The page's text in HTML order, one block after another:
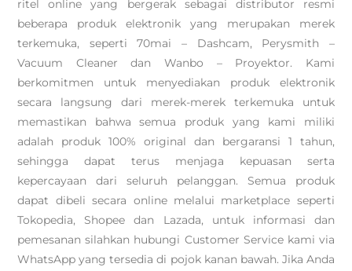
ritel online yang bergerak sebagai distributor resmi
beberapa produk elektronik yang merupakan merek
terkemuka, seperti 70mai – Dashcam, Perysmith –
Vacuum Cleaner dan Wanbo – Proyektor. Kami
berkomitmen untuk menyediakan produk elektronik
secara langsung dari merek-merek terkemuka untuk
memastikan bahwa semua produk yang kami miliki
adalah produk 100% original dan bergaransi 1 tahun,
sehingga dapat terus menjaga kepuasan serta
kepercayaan dari seluruh pelanggan. Semua produk
dapat dibeli secara online melalui marketplace seperti
Tokopedia, Shopee dan Lazada, untuk informasi dan
pemesanan silahkan hubungi Customer Service kami via
WhatsApp yang tersedia di pojok kanan bawah. Jika Anda